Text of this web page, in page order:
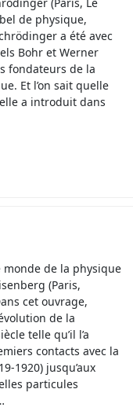
de physique,
a été avec
Bohr et Werner
fondateurs de la
Et l’on sait quelle
a introduit dans
de la physique
(Paris,
cet ouvrage,
de la
telle qu’il l’a
contacts avec la
1920) jusqu’aux
particules